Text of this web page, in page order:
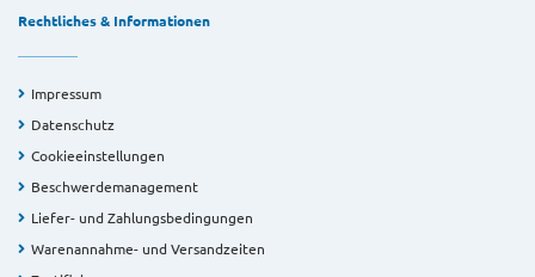
Rechtliches & Informationen
Impressum
Datenschutz
Cookieeinstellungen
Beschwerdemanagement
Liefer- und Zahlungsbedingungen
Warenannahme- und Versandzeiten